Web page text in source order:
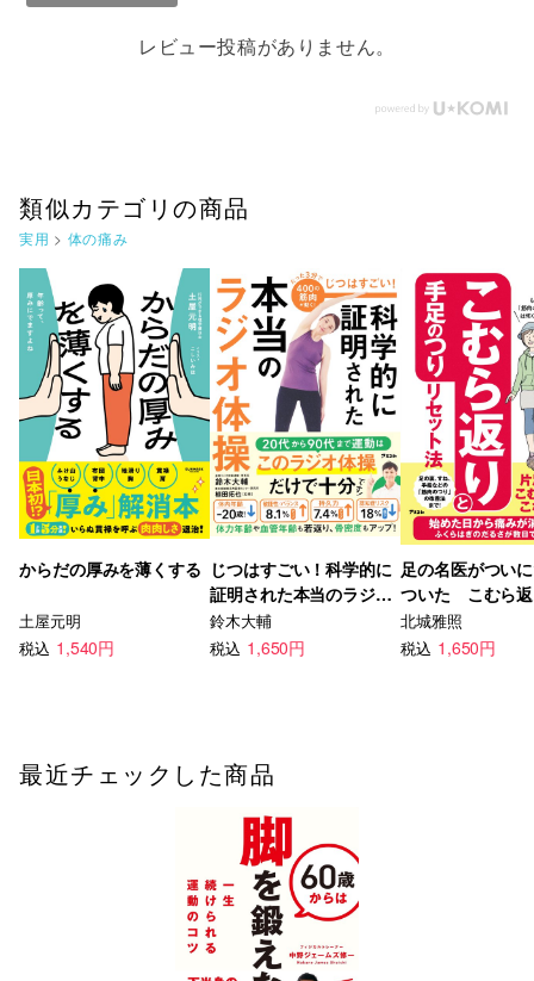
レビュー投稿がありません。
類似カテゴリの商品
実用 > 体の痛み
からだの厚みを薄くする
土屋元明
税込 1,540円
じつはすごい！科学的に
証明された本当のラジオ
体操
鈴木大輔
税込 1,650円
足の名医がつい
ついた こむら
足のつりリセッ
北城雅照
税込 1,650円
最近チェックした商品